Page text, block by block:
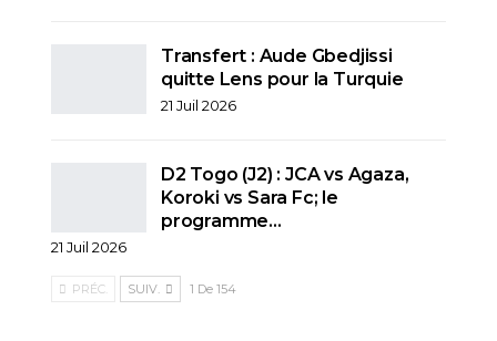
Transfert : Aude Gbedjissi
quitte Lens pour la Turquie
21 Juil 2026
D2 Togo (J2) : JCA vs Agaza,
Koroki vs Sara Fc; le
programme…
21 Juil 2026
PRÉC. SUIV. 1 De 154